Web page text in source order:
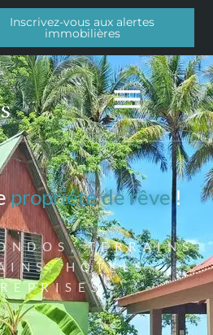
Inscrivez-vous aux alertes
immobilières
propriété de rêve!
TERRAINS
HÔTELS,